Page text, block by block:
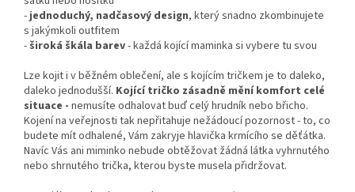
-jednoduchý, nadčasový design, který snadno zkombinujete
s jakýmkoli outfitem
- široká škála barev- každá kojící maminka si vybere tu svou
Lze kojit i v běžném oblečení, ale s kojícím tričkem je to daleko,
daleko jednodušší. Kojící tričko zásadně mění komfort celé
situace - nemusíte odhalovat buď celý hrudník nebo břicho.
Kojení na veřejnosti tak nepřitahuje nežádoucí pozornost - to, co
budete mít odhalené, Vám zakryje hlavička krmícího se děťátka.
Navíc Vás ani miminko nebude obtěžovat žádná látka vyhrnutého
nebo shrnutého trička, kterou byste musela přidržovat.